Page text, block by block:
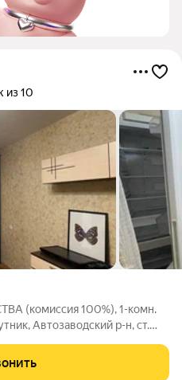
из 10
(комиссия 100%), 1-комн.
Автозаводский р-н, ст.
, ремонт муниципальный,